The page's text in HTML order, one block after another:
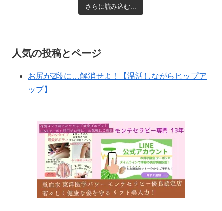
さらに読み込む...
人気の投稿とページ
お尻が2段に…解消せよ！【温活しながらヒップア
ップ】